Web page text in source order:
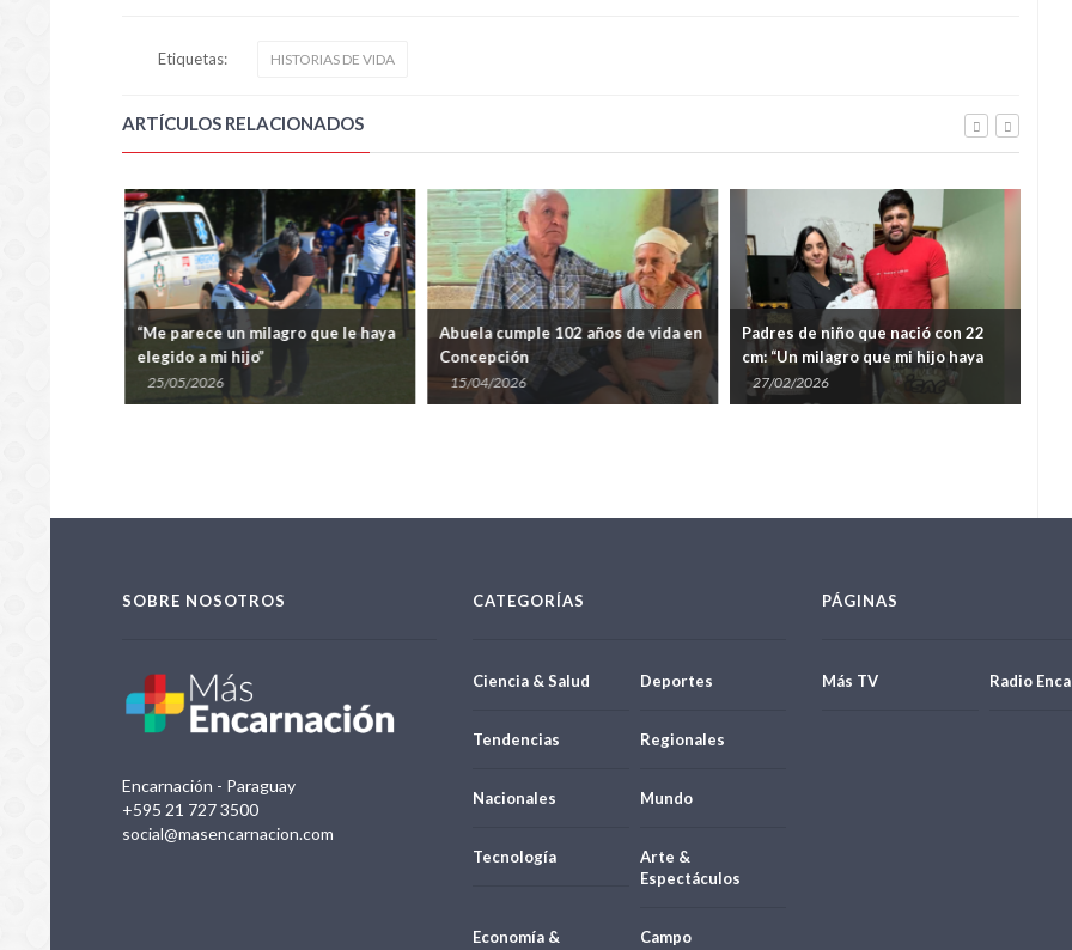
Etiquetas: HISTORIAS DE VIDA
ARTÍCULOS RELACIONADOS
“Me parece un milagro que le haya
elegido a mi hijo”
25/05/2026
Abuela cumple 102 años de vida en
Concepción
15/04/2026
Padres de niño que nació con 22
cm: “Un milagro que mi hijo haya
nacido”
27/02/2026
SOBRE NOSOTROS
Encarnación - Paraguay
+595 21 727 3500
social@masencarnacion.com
CATEGORÍAS
Ciencia & Salud Deportes
Tendencias Regionales
Nacionales Mundo
Tecnología
Arte &
Espectáculos
Economía &
Campo
PÁGINAS
Más TV Radio